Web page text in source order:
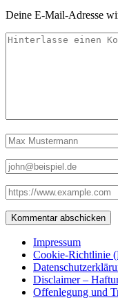
Deine E-Mail-Adresse
Impressum
Cookie-Richtlinie
Disclaimer –
Offenlegung und